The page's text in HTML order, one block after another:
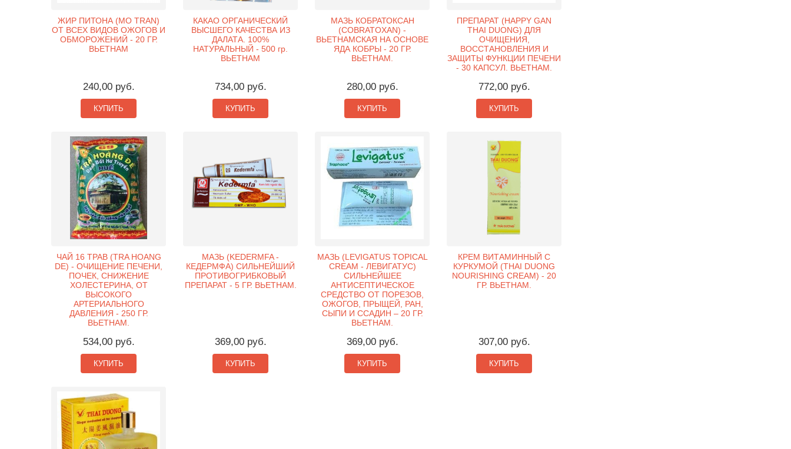
ЖИР ПИТОНА (MO TRAN)
ОТ ВСЕХ ВИДОВ ОЖОГОВ И
ОБМОРОЖЕНИЙ - 20 ГР.
ВЬЕТНАМ
240,00 руб.
КУПИТЬ
КАКАО ОРГАНИЧЕСКИЙ
ВЫСШЕГО КАЧЕСТВА ИЗ
ДАЛАТА. 100%
НАТУРАЛЬНЫЙ - 500 гр.
ВЬЕТНАМ
734,00 руб.
КУПИТЬ
МАЗЬ КОБРАТОКСАН
(COBRATOXAN) -
ВЬЕТНАМСКАЯ НА ОСНОВЕ
ЯДА КОБРЫ - 20 ГР.
ВЬЕТНАМ.
280,00 руб.
КУПИТЬ
ПРЕПАРАТ (HAPPY GAN
THAI DUONG) ДЛЯ
ОЧИЩЕНИЯ,
ВОССТАНОВЛЕНИЯ И
ЗАЩИТЫ ФУНКЦИИ ПЕЧЕНИ
- 30 КАПСУЛ. ВЬЕТНАМ.
772,00 руб.
КУПИТЬ
ЧАЙ 16 ТРАВ (TRA HOANG
DE) - ОЧИЩЕНИЕ ПЕЧЕНИ,
ПОЧЕК, СНИЖЕНИЕ
ХОЛЕСТЕРИНА, ОТ
ВЫСОКОГО
АРТЕРИАЛЬНОГО
ДАВЛЕНИЯ - 250 ГР.
ВЬЕТНАМ.
534,00 руб.
КУПИТЬ
МАЗЬ (KEDERMFA -
КЕДЕРМФА) СИЛЬНЕЙШИЙ
ПРОТИВОГРИБКОВЫЙ
ПРЕПАРАТ - 5 ГР. ВЬЕТНАМ.
369,00 руб.
КУПИТЬ
МАЗЬ (LEVIGATUS TOPICAL
CREAM - ЛЕВИГАТУС)
СИЛЬНЕЙШЕЕ
АНТИСЕПТИЧЕСКОЕ
СРЕДСТВО ОТ ПОРЕЗОВ,
ОЖОГОВ, ПРЫЩЕЙ, РАН,
СЫПИ И ССАДИН – 20 ГР.
ВЬЕТНАМ.
369,00 руб.
КУПИТЬ
КРЕМ ВИТАМИННЫЙ C
КУРКУМОЙ (THAI DUONG
NOURISHING CREAM) - 20
ГР. ВЬЕТНАМ.
307,00 руб.
КУПИТЬ